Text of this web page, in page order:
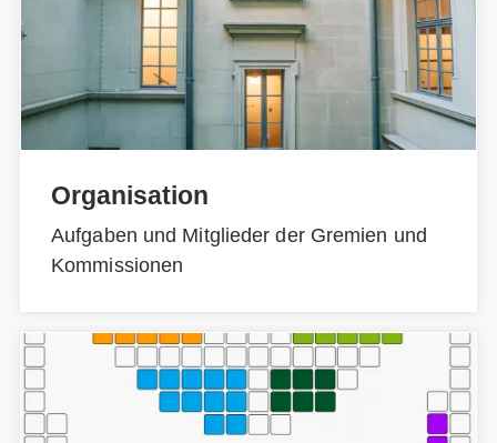
Organisation
Aufgaben und Mitglieder der Gremien und
Kommissionen